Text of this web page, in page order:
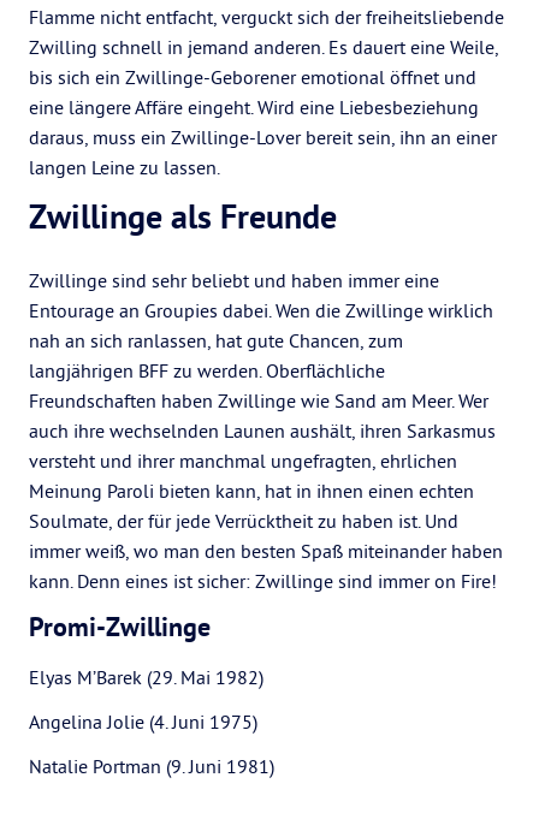
Flamme nicht entfacht, verguckt sich der freiheitsliebende
Zwilling schnell in jemand anderen. Es dauert eine Weile,
bis sich ein Zwillinge-Geborener emotional öffnet und
eine längere Affäre eingeht. Wird eine Liebesbeziehung
daraus, muss ein Zwillinge-Lover bereit sein, ihn an einer
langen Leine zu lassen.
Zwillinge als Freunde
Zwillinge sind sehr beliebt und haben immer eine
Entourage an Groupies dabei. Wen die Zwillinge wirklich
nah an sich ranlassen, hat gute Chancen, zum
langjährigen BFF zu werden. Oberflächliche
Freundschaften haben Zwillinge wie Sand am Meer. Wer
auch ihre wechselnden Launen aushält, ihren Sarkasmus
versteht und ihrer manchmal ungefragten, ehrlichen
Meinung Paroli bieten kann, hat in ihnen einen echten
Soulmate, der für jede Verrücktheit zu haben ist. Und
immer weiß, wo man den besten Spaß miteinander haben
kann. Denn eines ist sicher: Zwillinge sind immer on Fire!
Promi-Zwillinge
Elyas M’Barek (29. Mai 1982)
Angelina Jolie (4. Juni 1975)
Natalie Portman (9. Juni 1981)